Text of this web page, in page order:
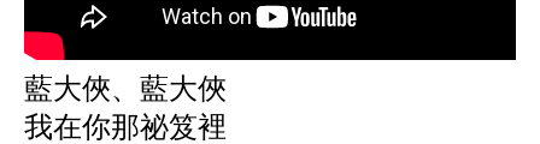
藍大俠、藍大俠
我在你那祕笈裡